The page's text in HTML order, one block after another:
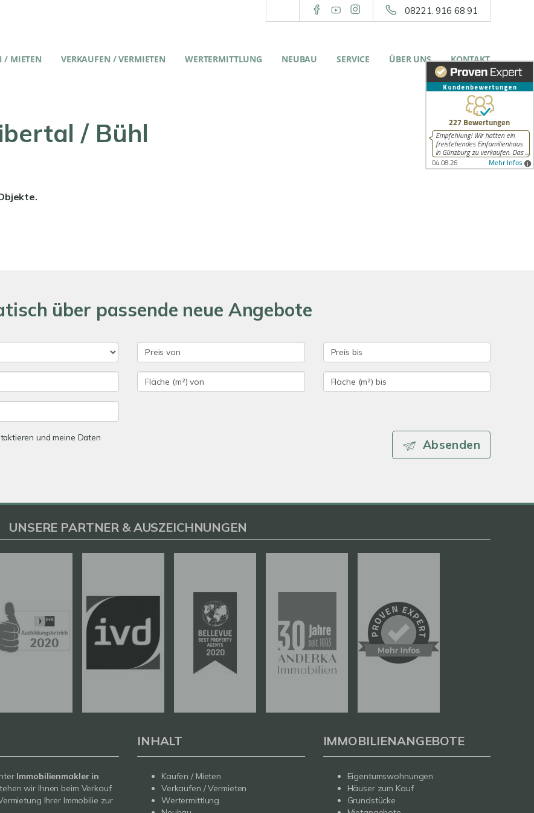
08221. 916 68 91
/ MIETEN VERKAUFEN / VERMIETEN WERTERMITTLUNG NEUBAU SERVICE ÜBER UNS KONTAKT
/ Bühl
über passende neue Angebote
und meine Daten
Absenden
UNSERE PARTNER & AUSZEICHNUNGEN
Immobilienmakler in
wir Ihnen beim Verkauf
Ihrer Immobilie zur
INHALT
Kaufen / Mieten
Verkaufen / Vermieten
Wertermittlung
IMMOBILIENANGEBOTE
Eigentumswohnungen
Häuser zum Kauf
Grundstücke